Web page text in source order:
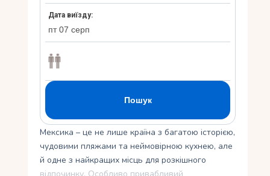
Мексика – це не лише країна з багатою історією,
чудовими пляжами та неймовірною кухнею, але
й одне з найкращих місць для розкішного